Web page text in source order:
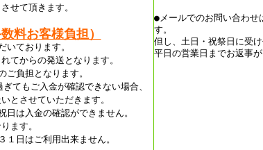
せて頂きます。
料お客様負担）
いております。
てからの発送となります。
ご負担となります。
てもご入金が確認できない場合、
とさせていただきます。
日は入金の確認ができません。
ます。
１日はご利用出来ません。
●メールでのお問い合わせ
す。
但し、土日・祝祭日に受け
平日の営業日までお返事